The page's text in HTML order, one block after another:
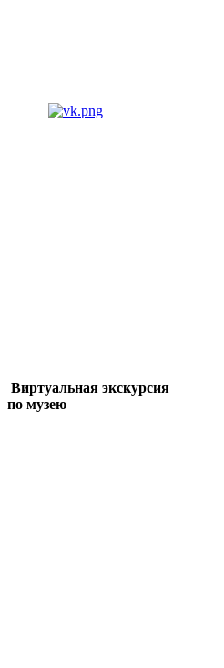
Виртуальная экскурсия
по музею